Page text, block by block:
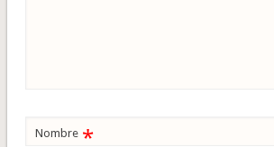
Nombre *